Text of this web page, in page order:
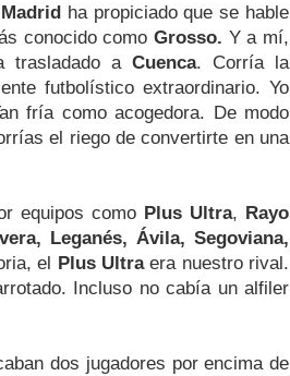
ha propiciado que se hable
conocido como Grosso. Y a mí,
trasladado aCuenca. Corría la
futbolístico extraordinario. Yo
fría como acogedora. De modo
el riego de convertirte en una
equipos como Plus Ultra, Rayo
Leganés, Ávila, Segoviana,
el Plus Ultraera nuestro rival.
Incluso no cabía un alfiler
dos jugadores por encima de